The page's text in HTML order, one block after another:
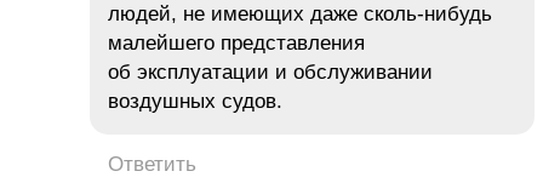
людей, не имеющих даже сколь-нибудь
малейшего представления
об эксплуатации и обслуживании
воздушных судов.
Ответить